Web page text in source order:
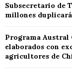
Subsecretario de
millones
Programa
elaborados con
agricultores de